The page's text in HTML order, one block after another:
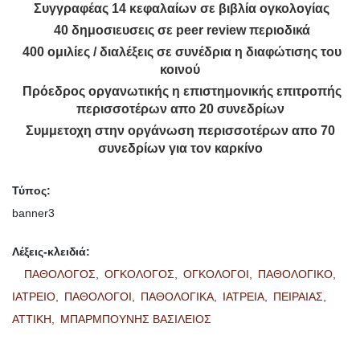
Συγγραφέας 14 κεφαλαίων σε βιβλία ογκολογίας
40 δημοσιευσεις σε peer review περιοδικά
400 ομιλίες / διαλέξεις σε συνέδρια η διαφώτισης του
κοινού
Πρόεδρος οργανωτικής η επιστημονικής επιτροπής
περισσοτέρων απο 20 συνεδρίων
Συμμετοχη στην οργάνωση περισσοτέρων απο 70
συνεδρίων για τον καρκίνο
Τύπος:
banner3
Λέξεις-κλειδιά:
ΠΑΘΟΛΟΓΟΣ,
ΟΓΚΟΛΟΓΟΣ, ΟΓΚΟΛΟΓΟΙ,
ΠΑΘΟΛΟΓΙΚΟ,
ΙΑΤΡΕΙΟ,
ΠΑΘΟΛΟΓΟΙ, ΠΑΘΟΛΟΓΙΚΑ, ΙΑΤΡΕΙΑ,
ΠΕΙΡΑΙΑΣ,
ΑΤΤΙΚΗ,
ΜΠΑΡΜΠΟΥΝΗΣ ΒΑΣΙΛΕΙΟΣ